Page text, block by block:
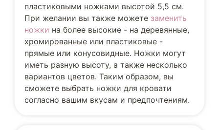
пластиковыми ножками высотой 5,5 см.
При желании вы также можете заменить
ножки на более высокие - на деревянные,
хромированные или пластиковые -
прямые или конусовидные. Ножки могут
иметь разную высоту, а также несколько
вариантов цветов. Таким образом, вы
сможете выбрать ножки для кровати
согласно вашим вкусам и предпочтениям.